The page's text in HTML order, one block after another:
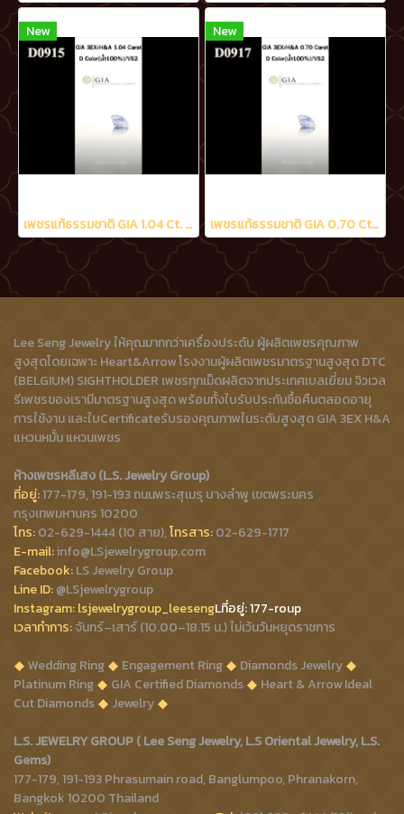
New
เพชรแท้ธรรมชาติ GIA 1.04 Ct. D/VS2
New
เพชรแท้ธรรมชาติ GIA 0.70 Ct. D/VS2
Lee Seng Jewelry ให้คุณมากกว่าเครื่องประดับ ผู้ผลิตเพชรคุณภาพ
สูงสุดโดยเฉพาะ Heart&Arrow โรงงานผู้ผลิตเพชรมาตรฐานสูงสุด DTC
(BELGIUM) SIGHTHOLDER เพชรทุกเม็ดผลิตจากประเทศเบลเยี่ยม จิวเวล
รีเพชรของเรามีมาตรฐานสูงสุด พร้อมทั้งใบรับประกันซื้อคืนตลอดอายุ
การใช้งาน และใบCertificateรับรองคุณภาพในระดับสูงสุด GIA 3EX H&A
แหวนหมั้น แหวนเพชร
ห้างเพชรหลีเสง (L.S. Jewelry Group)
ที่อยู่:177-179, 191-193 ถนนพระสุเมรุ บางลำพู เขตพระนคร
กรุงเทพมหานคร 10200
โทร:02-629-1444 (10 สาย),โทรสาร:02-629-1717
E-mail:info@LSjewelrygroup.com
Facebook:LS Jewelry Group
Line ID:@LSjewelrygroup
Instagram:lsjewelrygroup_leesengLที่อยู่: 177-roup
เวลาทำการ:จันทร์–เสาร์ (10.00–18.15 น.) ไม่เว้นวันหยุดราชการ
Wedding Ring
Engagement Ring
Diamonds Jewelry
Platinum Ring
GIA Certified Diamonds
Heart & Arrow Ideal
Cut Diamonds
Jewelry
L.S. JEWELRY GROUP ( Lee Seng Jewelry, L.S Oriental Jewelry, L.S.
Gems)
177-179, 191-193 Phrasumain road, Banglumpoo, Phranakorn,
Bangkok 10200 Thailand